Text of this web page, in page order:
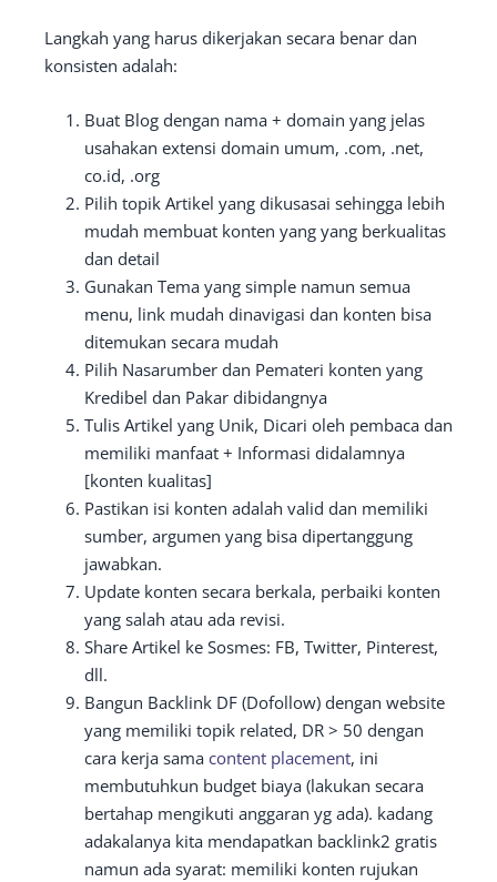
Langkah yang harus dikerjakan secara benar dan
konsisten adalah:
Buat Blog dengan nama + domain yang jelas
usahakan extensi domain umum, .com, .net,
co.id, .org
Pilih topik Artikel yang dikusasai sehingga lebih
mudah membuat konten yang yang berkualitas
dan detail
Gunakan Tema yang simple namun semua
menu, link mudah dinavigasi dan konten bisa
ditemukan secara mudah
Pilih Nasarumber dan Pemateri konten yang
Kredibel dan Pakar dibidangnya
Tulis Artikel yang Unik, Dicari oleh pembaca dan
memiliki manfaat + Informasi didalamnya
[konten kualitas]
Pastikan isi konten adalah valid dan memiliki
sumber, argumen yang bisa dipertanggung
jawabkan.
Update konten secara berkala, perbaiki konten
yang salah atau ada revisi.
Share Artikel ke Sosmes: FB, Twitter, Pinterest,
dll.
Bangun Backlink DF (Dofollow) dengan website
yang memiliki topik related, DR > 50 dengan
cara kerja sama content placement, ini
membutuhkun budget biaya (lakukan secara
bertahap mengikuti anggaran yg ada). kadang
adakalanya kita mendapatkan backlink2 gratis
namun ada syarat: memiliki konten rujukan